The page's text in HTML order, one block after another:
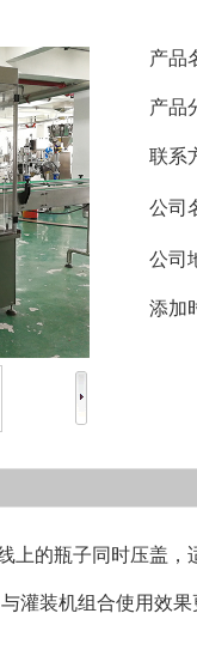
产品
产品
联系
公司
公司
添加
上的瓶子同时压盖
灌装机组合使用效